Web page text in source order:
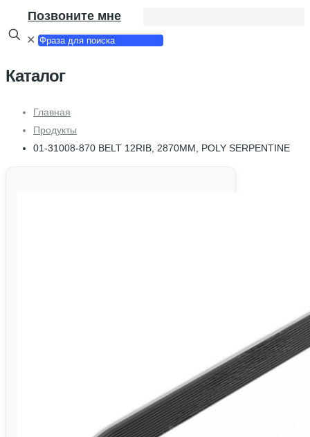
Позвоните мне
✕
Каталог
Главная
Продукты
01-31008-870 BELT 12RIB, 2870MM, POLY SERPENTINE